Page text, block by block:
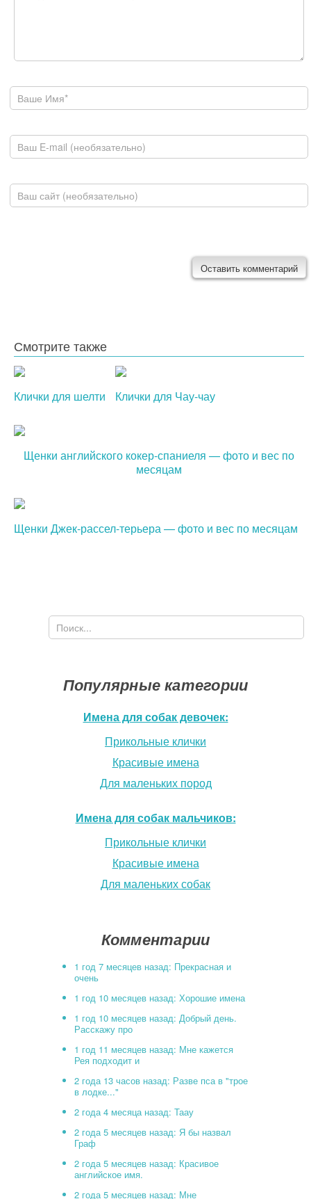
Ваше имя
E-mail
Домашняя страница
Смотрите также
Клички для шелти Клички для Чау-чау
Щенки английского кокер-спаниеля — фото и вес по
месяцам
Щенки Джек-рассел-терьера — фото и вес по месяцам
Форма поиска
Поиск
Популярные категории
Имена для собак девочек:
Прикольные клички
Красивые имена
Для маленьких пород
Имена для собак мальчиков:
Прикольные клички
Красивые имена
Для маленьких собак
Комментарии
1 год 7 месяцев назад: Прекрасная и
очень
1 год 10 месяцев назад: Хорошие имена
1 год 10 месяцев назад: Добрый день.
Расскажу про
1 год 11 месяцев назад: Мне кажется
Рея подходит и
2 года 13 часов назад: Разве пса в "трое
в лодке..."
2 года 4 месяца назад: Таау
2 года 5 месяцев назад: Я бы назвал
Граф
2 года 5 месяцев назад: Красивое
английское имя.
2 года 5 месяцев назад: Мне